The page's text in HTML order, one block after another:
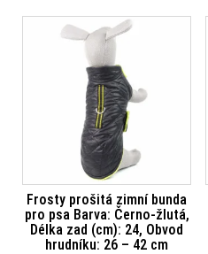
Frosty prošitá zimní bunda
pro psa Barva: Černo-žlutá,
Délka zad (cm): 24, Obvod
hrudníku: 26 – 42 cm